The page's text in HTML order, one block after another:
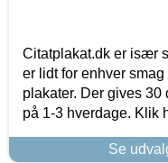
Citatplakat.dk er især
er lidt for enhver
plakater. Der gives 30
på 1-3 hverdage. Klik
Se